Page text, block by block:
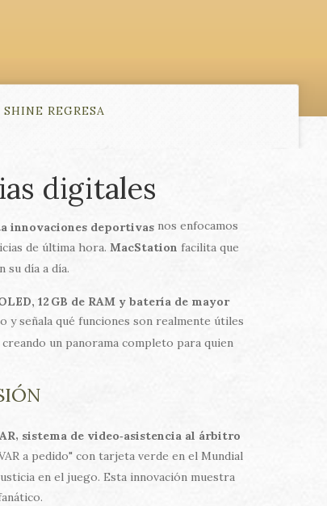
SHINE REGRESA
digitales
innovaciones deportivas nos enfocamos
de última hora. MacStation facilita que
día a día.
12 GB de RAM y batería de mayor
y señala qué funciones son realmente útiles
un panorama completo para quien
, sistema de video‑asistencia al árbitro
a pedido" con tarjeta verde en el Mundial
en el juego. Esta innovación muestra